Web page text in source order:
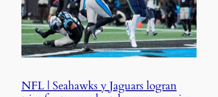
NFL | Seahawks y Jaguars logran